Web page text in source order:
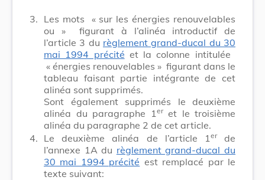
3. Les mots
« sur les énergies renouvelables
ou »
figurant à l’alinéa introductif de
l’article 3 du règlement grand-ducal du 30
mai 1994 précité et la colonne intitulée
« énergies renouvelables » figurant dans le
tableau faisant partie intégrante de cet
alinéa sont supprimés.
Sont également supprimés le deuxième
alinéa du paragraphe 1 eret le troisième
alinéa du paragraphe 2 de cet article.
4. Le deuxième alinéa de l’article 1 erde
l’annexe 1A du règlement grand-ducal du
30 mai 1994 précité est remplacé par le
texte suivant: